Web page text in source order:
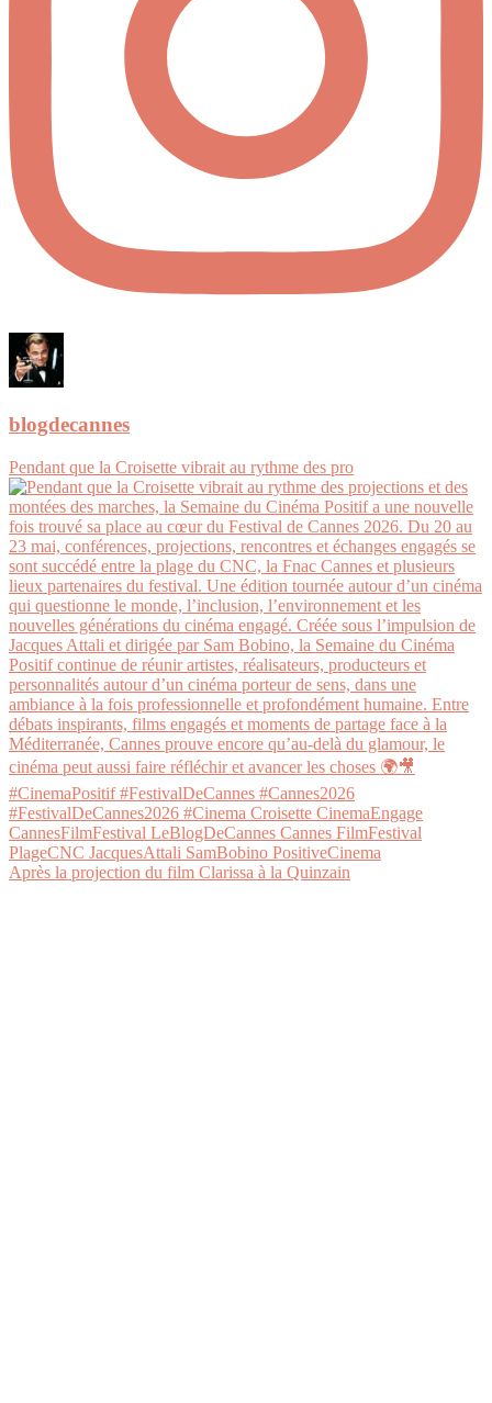
blogdecannes
Pendant que la Croisette vibrait au rythme des pro
Après la projection du film Clarissa à la Quinzain